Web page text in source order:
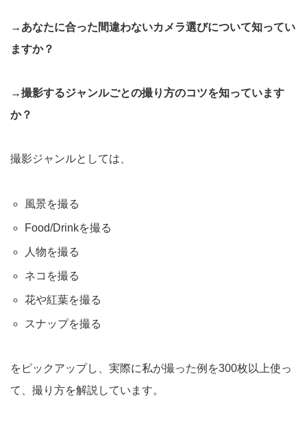
→あなたに合った間違わないカメラ選びについて知ってい
ますか？
→撮影するジャンルごとの撮り方のコツを知っています
か？
撮影ジャンルとしては、
風景を撮る
Food/Drinkを撮る
人物を撮る
ネコを撮る
花や紅葉を撮る
スナップを撮る
をピックアップし、実際に私が撮った例を300枚以上使っ
て、撮り方を解説しています。